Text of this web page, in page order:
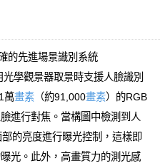
的先進場景識別系統
學觀景器取景時支援人臉識別
萬畫素 （約91,000畫素）的RGB
進行對焦。當構圖中檢測到人
的亮度進行曝光控制，這樣即
光。此外，高畫質力的測光感